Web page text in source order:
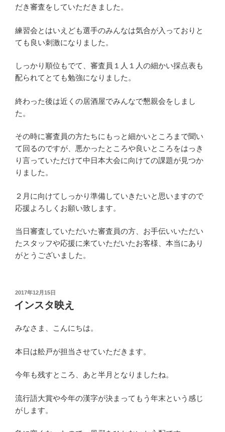
だき審査をしていただきました。
練習会とはいえども選手のみんなは気合が入っておりと
ても良い刺激になりました。
しっかり順位もでて、審査員１人１人の細かい採点表も
配られてとても勉強になりました。
終わった後は近くの居酒屋でみんなで懇親会をしまし
た。
その時に審査員の方たちにもっと細かいところまで聞い
て回るのですが、悪かったところや良いところをはっき
り言っていただけて中日本大会に向けての課題が見つか
りました。
２月に向けてしっかり準備していきたいと思いますので
応援よろしくお願い致します。
当日審査していただいた審査員の方、お手伝いいただい
たスタッフや応援に来ていただいたお客様、本当にあり
がとうございました。
投
日:
2017年12月15日
インスタ映え
みなさま、こんにちは。
本日は舩戸が担当させていただきます。
今年も残すところ、あと半月となりましたね。
流行語大賞や今年の漢字が決まってもう年末という感じ
がします。